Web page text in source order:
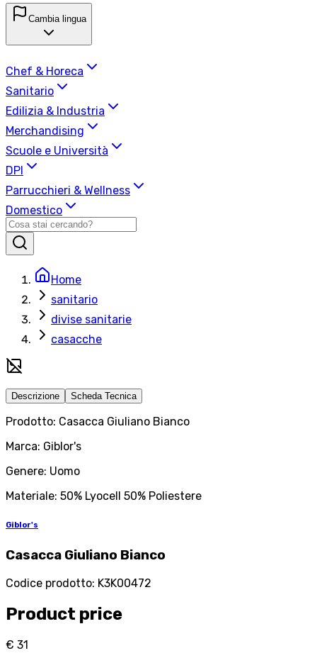
Cambia lingua
Chef & Horeca
Sanitario
Edilizia & Industria
Merchandising
Scuole e Università
DPI
Parrucchieri & Wellness
Domestico
Home
sanitario
divise sanitarie
casacche
Descrizione Scheda Tecnica
Prodotto: Casacca Giuliano Bianco
Marca: Giblor's
Genere: Uomo
Materiale: 50% Lyocell 50% Poliestere
Giblor's
Casacca Giuliano Bianco
Codice prodotto: K3K00472
Product price
€ 31